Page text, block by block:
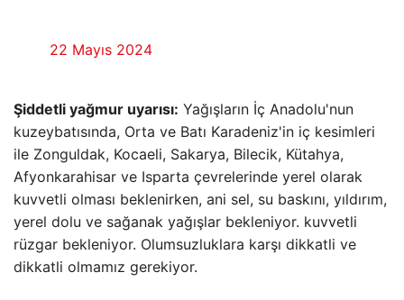
22 Mayıs 2024
Şiddetli yağmur uyarısı: Yağışların İç Anadolu'nun
kuzeybatısında, Orta ve Batı Karadeniz'in iç kesimleri
ile Zonguldak, Kocaeli, Sakarya, Bilecik, Kütahya,
Afyonkarahisar ve Isparta çevrelerinde yerel olarak
kuvvetli olması beklenirken, ani sel, su baskını, yıldırım,
yerel dolu ve sağanak yağışlar bekleniyor. kuvvetli
rüzgar bekleniyor. Olumsuzluklara karşı dikkatli ve
dikkatli olmamız gerekiyor.